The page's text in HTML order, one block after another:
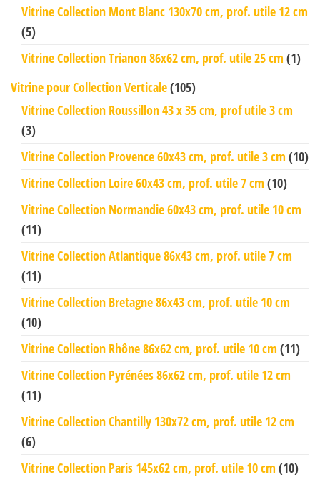
Vitrine Collection Mont Blanc 130x70 cm, prof. utile 12 cm
(5)
Vitrine Collection Trianon 86x62 cm, prof. utile 25 cm (1)
Vitrine pour Collection Verticale(105)
Vitrine Collection Roussillon 43 x 35 cm, prof utile 3 cm
(3)
Vitrine Collection Provence 60x43 cm, prof. utile 3 cm (10)
Vitrine Collection Loire 60x43 cm, prof. utile 7 cm (10)
Vitrine Collection Normandie 60x43 cm, prof. utile 10 cm
(11)
Vitrine Collection Atlantique 86x43 cm, prof. utile 7 cm
(11)
Vitrine Collection Bretagne 86x43 cm, prof. utile 10 cm
(10)
Vitrine Collection Rhône 86x62 cm, prof. utile 10 cm (11)
Vitrine Collection Pyrénées 86x62 cm, prof. utile 12 cm
(11)
Vitrine Collection Chantilly 130x72 cm, prof. utile 12 cm
(6)
Vitrine Collection Paris 145x62 cm, prof. utile 10 cm (10)